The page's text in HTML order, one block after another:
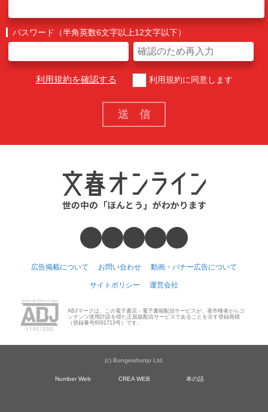
パスワード（半角英数6文字以上12文字以下）
利用規約を確認する 利用規約に同意します
広告掲載について お問い合わせ 動画・バナー広告について
サイトポリシー 運営会社
ABJマークは、この電子書店・電子書籍配信サービスが、著作権者からコ
ンテンツ使用許諾を得た正規版配信サービスであることを示す登録商標
（登録番号6091713号）です。
(c) Bungeishunju Ltd.
Number Web CREA WEB 本の話